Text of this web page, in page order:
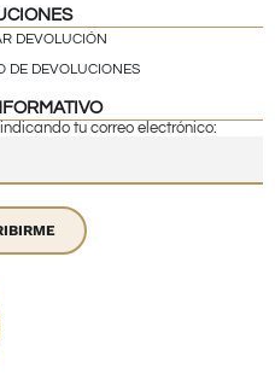
DEVOLUCIÓN
DE DEVOLUCIONES
tu correo electrónico: